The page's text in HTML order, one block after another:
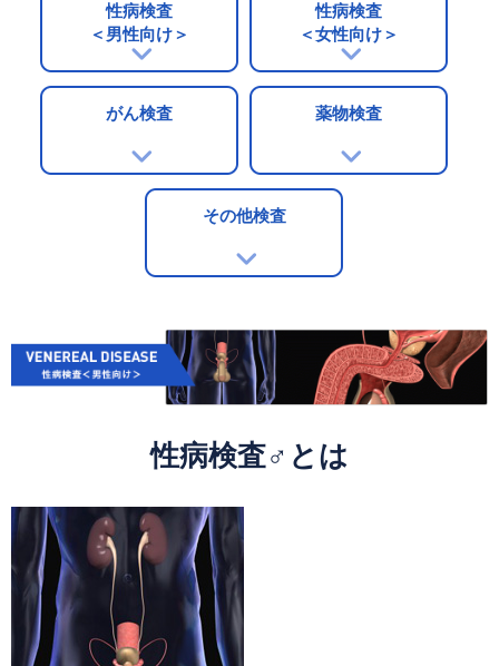
性病検査
＜男性向け＞
性病検査
＜女性向け＞
がん検査 薬物検査
その他検査
性病検査♂とは